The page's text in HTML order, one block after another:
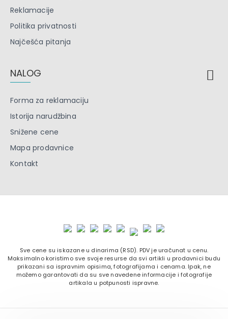
Reklamacije
Politika privatnosti
Najčešća pitanja
NALOG
Forma za reklamaciju
Istorija narudžbina
Snižene cene
Mapa prodavnice
Kontakt
Sve cene su iskazane u dinarima (RSD). PDV je uračunat u cenu.
Maksimalno koristimo sve svoje resurse da svi artikli u prodavnici budu
prikazani sa ispravnim opisima, fotografijama i cenama. Ipak, ne
možemo garantovati da su sve navedene informacije i fotografije
artikala u potpunosti ispravne.